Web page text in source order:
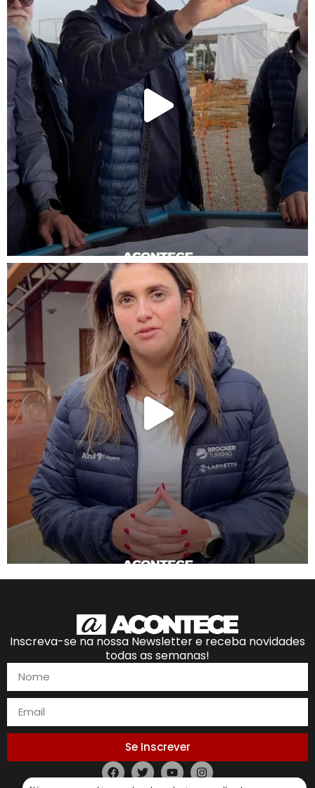
Inscreva-se na nossa Newsletter e receba novidades
todas as semanas!
Se Inscrever